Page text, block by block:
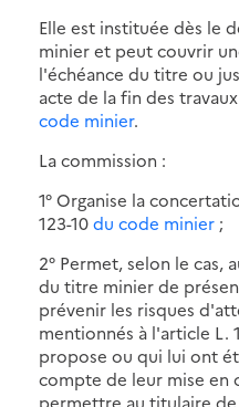
Elle est instituée dès le
minier et peut couvrir
l'échéance du titre ou
acte de la fin des
code minier.
La commission :
1° Organise la
123-10du code minier ;
2° Permet, selon le cas,
du titre minier de
prévenir les risques
mentionnés à l'article L.
propose ou qui lui ont
compte de leur mise en
permettre au titulaire